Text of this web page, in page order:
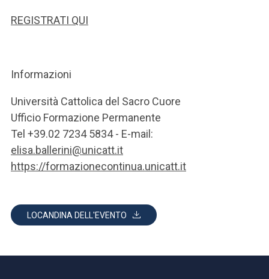
REGISTRATI QUI
Informazioni
Università Cattolica del Sacro Cuore
Ufficio Formazione Permanente
Tel +39.02 7234 5834 - E-mail:
elisa.ballerini@unicatt.it
https://formazionecontinua.unicatt.it
LOCANDINA DELL'EVENTO